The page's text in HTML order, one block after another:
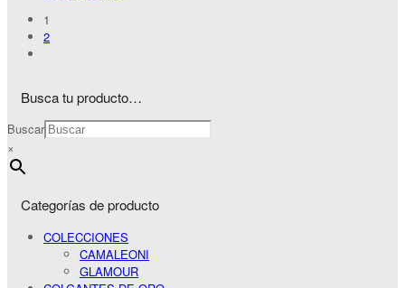
1
2
Busca tu producto…
Buscar
×
Categorías de producto
COLECCIONES
CAMALEONI
GLAMOUR